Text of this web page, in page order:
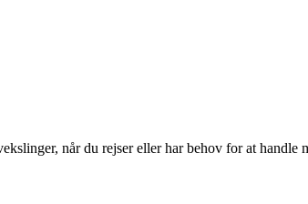
når du rejser eller har behov for at